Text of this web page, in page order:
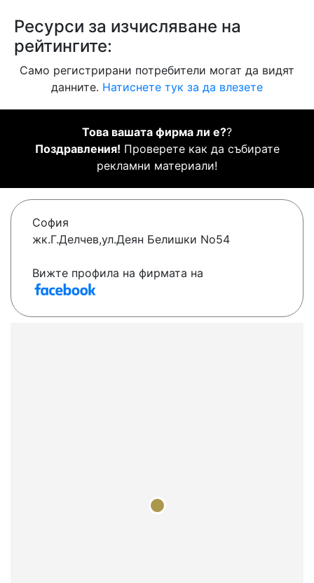
Ресурси за изчисляване на
рейтингите:
Само регистрирани потребители могат да видят
данните. Натиснете тук за да влезете
Това вашата фирма ли е??
Поздравления! Проверете как да събирате
рекламни материали!
София
жк.Г.Делчев,ул.Деян Белишки No54
Вижте профила на фирмата на